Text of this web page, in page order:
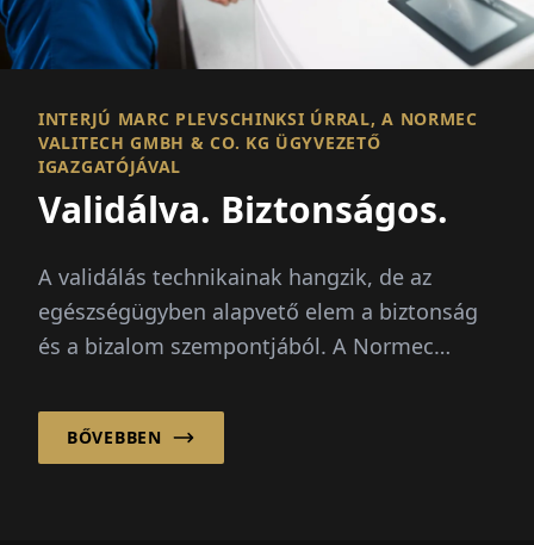
INTERJÚ MARC PLEVSCHINKSI ÚRRAL, A NORMEC
VALITECH GMBH & CO. KG ÜGYVEZETŐ
IGAZGATÓJÁVAL
Validálva. Biztonságos.
A validálás technikainak hangzik, de az
egészségügyben alapvető elem a biztonság
és a bizalom szempontjából. A Normec
BŐVEBBEN